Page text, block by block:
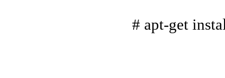
# apt-get